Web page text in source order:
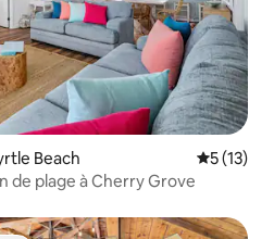
Beach
5 (13)
de plage à Cherry Grove